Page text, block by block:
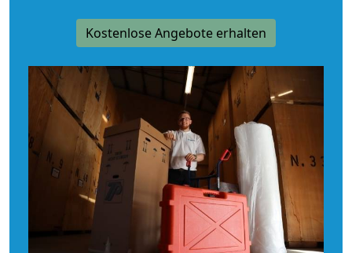
Kostenlose Angebote erhalten